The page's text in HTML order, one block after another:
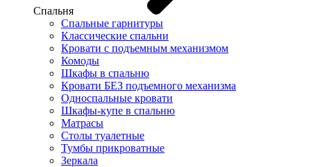
Спальня
Спальные гарнитуры
Классические спальни
Кровати с подъемным механизмом
Комоды
Шкафы в спальню
Кровати БЕЗ подъемного механизма
Односпальные кровати
Шкафы-купе в спальню
Матрасы
Столы туалетные
Тумбы прикроватные
Зеркала